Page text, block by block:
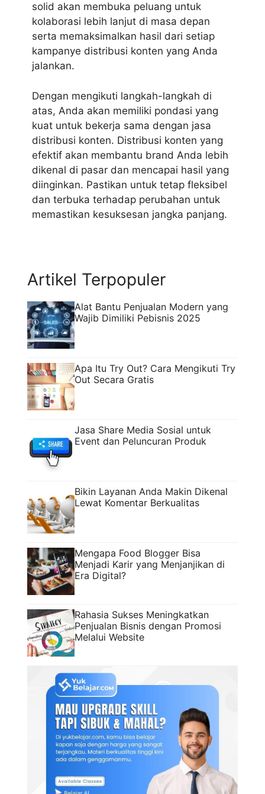
solid akan membuka peluang untuk
kolaborasi lebih lanjut di masa depan
serta memaksimalkan hasil dari setiap
kampanye distribusi konten yang Anda
jalankan.
Dengan mengikuti langkah-langkah di
atas, Anda akan memiliki pondasi yang
kuat untuk bekerja sama dengan jasa
distribusi konten. Distribusi konten yang
efektif akan membantu brand Anda lebih
dikenal di pasar dan mencapai hasil yang
diinginkan. Pastikan untuk tetap fleksibel
dan terbuka terhadap perubahan untuk
memastikan kesuksesan jangka panjang.
Artikel Terpopuler
Alat Bantu Penjualan Modern yang
Wajib Dimiliki Pebisnis 2025
Apa Itu Try Out? Cara Mengikuti Try
Out Secara Gratis
Jasa Share Media Sosial untuk
Event dan Peluncuran Produk
Bikin Layanan Anda Makin Dikenal
Lewat Komentar Berkualitas
Mengapa Food Blogger Bisa
Menjadi Karir yang Menjanjikan di
Era Digital?
Rahasia Sukses Meningkatkan
Penjualan Bisnis dengan Promosi
Melalui Website